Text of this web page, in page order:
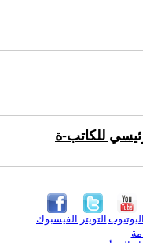
للكاتب-ة
الفيسبوك التويتر اليوتيوب